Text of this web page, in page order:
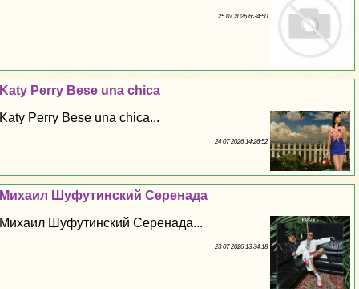
25 07 2026 6:34:50
Katy Perry Bese una chica
Katy Perry Bese una chica...
24 07 2026 14:26:52
Михаил Шуфутинский Серенада
Михаил Шуфутинский Серенада...
23 07 2026 13:34:18